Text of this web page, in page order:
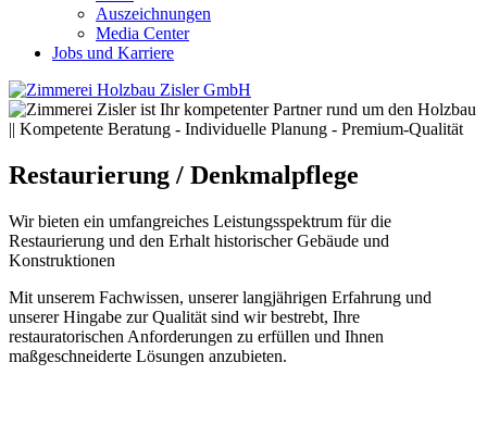
Auszeichnungen
Media Center
Jobs und Karriere
Restaurierung / Denkmalpflege
Wir bieten ein umfangreiches Leistungsspektrum für die
Restaurierung und den Erhalt historischer Gebäude und
Konstruktionen
Mit unserem Fachwissen, unserer langjährigen Erfahrung und
unserer Hingabe zur Qualität sind wir bestrebt, Ihre
restauratorischen Anforderungen zu erfüllen und Ihnen
maßgeschneiderte Lösungen anzubieten.